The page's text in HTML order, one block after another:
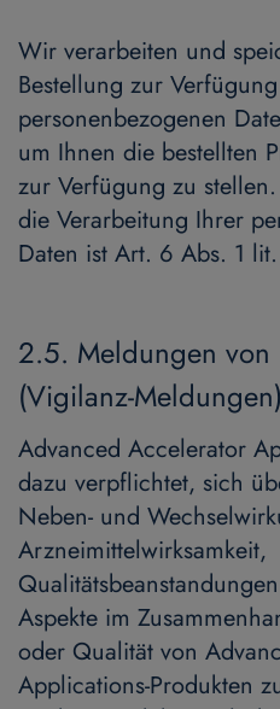
Wir verarbeiten und
Bestellung zur
personenbezogenen
um Ihnen die bestellten
zur Verfügung zu
die Verarbeitung Ihrer
Daten ist Art. 6 Abs. 1
2.5. Meldungen
(Vigilanz-Meldungen)
Advanced Accelerator
dazu verpflichtet, sich
Neben- und
Arzneimittelwirksamkeit,
Aspekte im
oder Qualität von
Applications-Produkten